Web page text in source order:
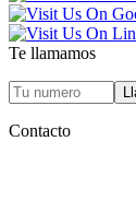
Te llamamos
Contacto